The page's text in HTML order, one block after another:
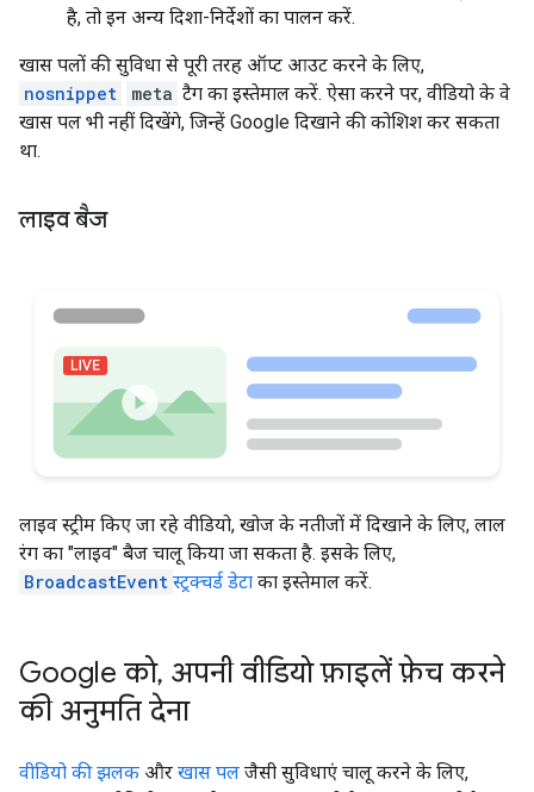
है, तो इन अन्य दिशा-निर्देशों का पालन करें.
खास पलों की सुविधा से पूरी तरह ऑप्ट आउट करने के लिए,
nosnippet
meta टैग का इस्तेमाल करें. ऐसा करने पर, वीडियो के वे
खास पल भी नहीं दिखेंगे, जिन्हें Google दिखाने की कोशिश कर सकता
था.
लाइव बैज
लाइव स्ट्रीम किए जा रहे वीडियो, खोज के नतीजों में दिखाने के लिए, लाल
रंग का "लाइव" बैज चालू किया जा सकता है. इसके लिए,
BroadcastEvent स्ट्रक्चर्ड डेटा का इस्तेमाल करें.
Google को, अपनी वीडियो फ़ाइलें फ़ेच करने
की अनुमति देना
वीडियो की झलक और खास पल जैसी सुविधाएं चालू करने के लिए,